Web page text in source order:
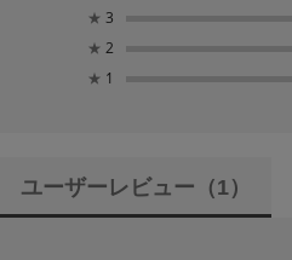
★ 3
★ 2
★ 1
ユーザーレビュー （1）